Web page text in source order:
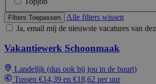
Filters Toepassen
Alle filters wissen
Ja, email mij de nieuwste vacatures van
Vakantiewerk Schoonmaak
Landelijk (dus ook bij jou in de buurt)
Tussen €14,39 en €18,62 per uur